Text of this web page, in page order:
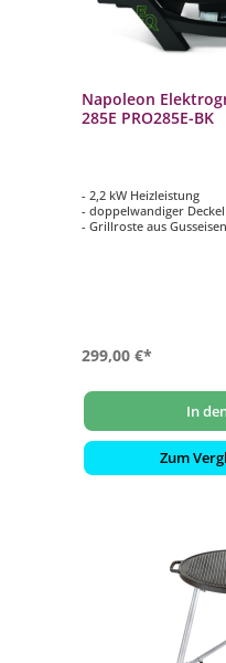
Napoleon
285E PRO285E-BK
- 2,2 kW Heizleistung
- doppelwandiger Deckel
- Grillroste aus Gusseisen
299,00 €*
In
Zum